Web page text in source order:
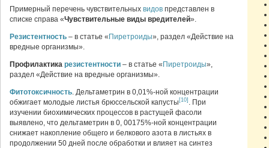
Примерный перечень чувствительных видов представлен в
списке справа «Чувствительные виды вредителей».
Резистентность – в статье « Пиретроиды», раздел «Действие на
вредные организмы».
Профилактика резистентности – в статье « Пиретроиды»,
раздел «Действие на вредные организмы».
Фитотоксичность. Дельтаметрин в 0,01%-ной концентрации
обжигает молодые листья брюссельской капусты [10] . При
изучении биохимических процессов в растущей фасоли
выявлено, что дельтаметрин в 0, 00175%-ной концентрации
снижает накопление общего и белкового азота в листьях в
продолжении 50 дней после обработки и влияет на синтез